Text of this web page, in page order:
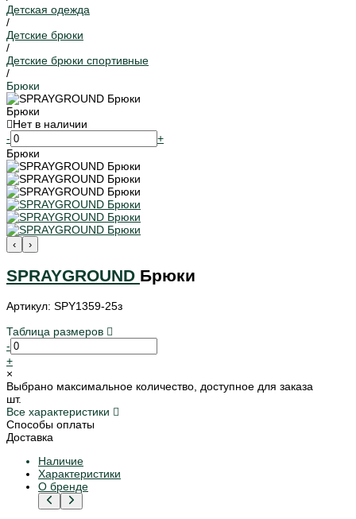
Детская одежда
/
Детские брюки
/
Детские брюки спортивные
/
Брюки
Брюки
Нет в наличии
-
+
Брюки
‹ ›
SPRAYGROUND Брюки
Артикул: SPY1359-25з
Таблица размеров
-
+
×
Выбрано максимальное количество, доступное для заказа
шт.
Все характеристики
Способы оплаты
Доставка
Наличие
Характеристики
О бренде